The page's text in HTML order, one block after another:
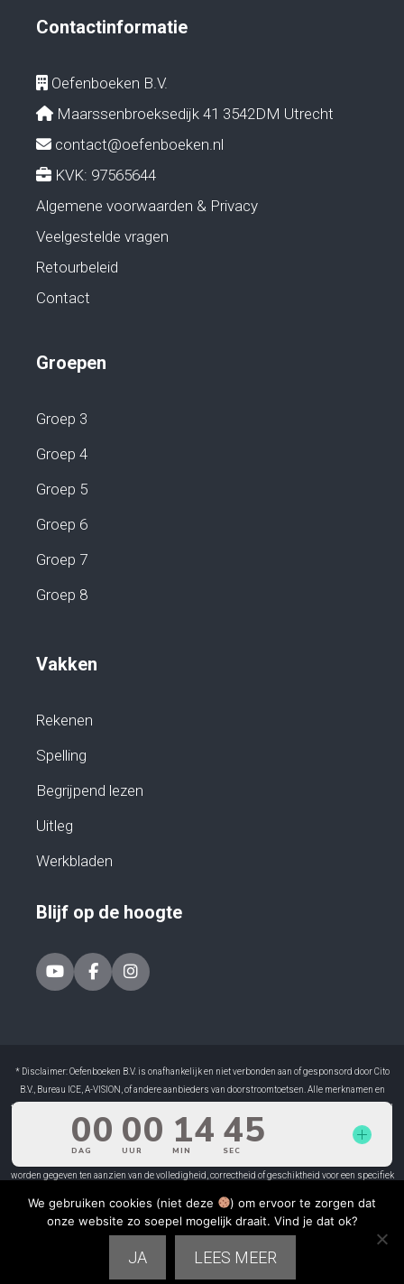
Contactinformatie
Oefenboeken B.V.
Maarssenbroeksedijk 41 3542DM Utrecht
contact@oefenboeken.nl
KVK: 97565644
Algemene voorwaarden & Privacy
Veelgestelde vragen
Retourbeleid
Contact
Groepen
Groep 3
Groep 4
Groep 5
Groep 6
Groep 7
Groep 8
Vakken
Rekenen
Spelling
Begrijpend lezen
Uitleg
Werkbladen
Blijf op de hoogte
* Disclaimer: Oefenboeken B.V. is onafhankelijk en niet verbonden aan of gesponsord door Cito
B.V., Bureau ICE, A-VISION, of andere aanbieders van doorstroomtoetsen. Alle merknamen en
toetsen zijn eigendom van hun respectieve rechthebbenden. Onze oefenboeken zijn ontwikkeld
door ervaren docenten en sluiten aan op doelen van het basisonderwijs.
worden gegeven ten aanzien van de volledigheid, correctheid of geschiktheid voor een specifiek
gevolgen die voortvloeien uit het gebruik ervan. Resultaten kunnen per leerling verschillen. Het
gebruik van dit boek is volledig op eigen verantwoordelijkheid.
2026 © Oefenboeken.nl
We gebruiken cookies (niet deze
) om ervoor te zorgen dat
onze website zo soepel mogelijk draait. Vind je dat ok?
JA LEES MEER